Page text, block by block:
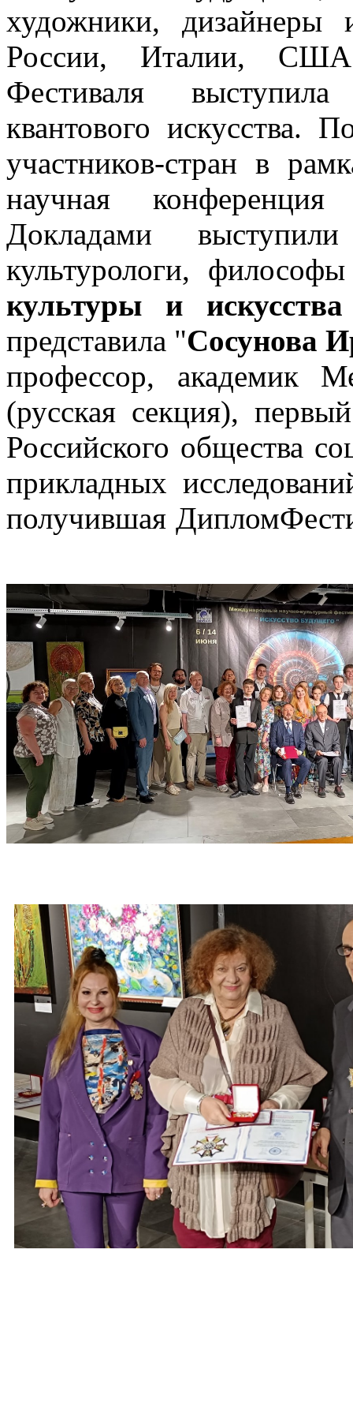
художники, дизайнеры
России, Италии, США
Фестиваля выступила
квантового искусства.
участников-стран в
научная
Докладами
культурологи,
культуры и
представила "Сосунова
профессор, академик
(русская секция),
Российского общества
прикладных
получившая